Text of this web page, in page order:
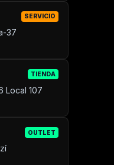
SERVICIO
37
TIENDA
Local 107
OUTLET